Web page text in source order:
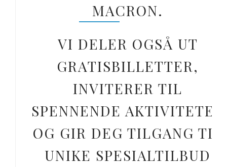
MACRON.
VI DELER OGSÅ UT
GRATISBILLETTER,
INVITERER TIL
SPENNENDE AKTIVITETER
OG GIR DEG TILGANG TIL
UNIKE SPESIALTILBUD